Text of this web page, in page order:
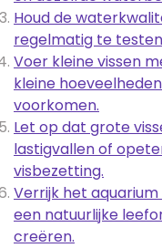
Houd de
regelmatig te
Voer kleine vissen
kleine
voorkomen.
Let op dat grote
lastigvallen of
visbezetting.
Verrijk het
een natuurlijke
creëren.